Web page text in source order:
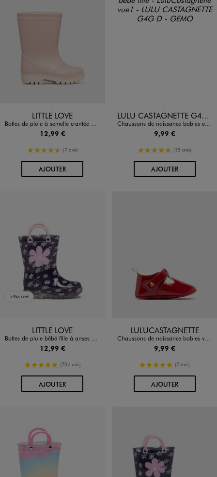
Disponible en 1 coloris
LITTLE LOVE
Bottes de pluie à semelle crantée bébé
12,99 €
4.5/5 de moyenne
(7 avis)
AJOUTERAU PANIER
Disponible en 1 coloris LULU CASTAGNETTE G4G D
Chaussons de naissance babies en broderie anglaise bébé fille - LuluCastagnette
9,99 €
5/5 de moyenne
(15 avis)
AJOUTERAU PANIER
<9kg CO2E
Disponible en 1 coloris
LITTLE LOVE
Bottes de pluie bébé fille à anses et semelle lumineuse motif fleuri
12,99 €
5/5 de moyenne
(207 avis)
AJOUTERAU PANIER
Disponible en 1 coloris
LULUCASTAGNETTE
Chaussons de naissance babies vernies bébé fille - LuluCastagnette
9,99 €
5/5 de moyenne
(2 avis)
AJOUTERAU PANIER